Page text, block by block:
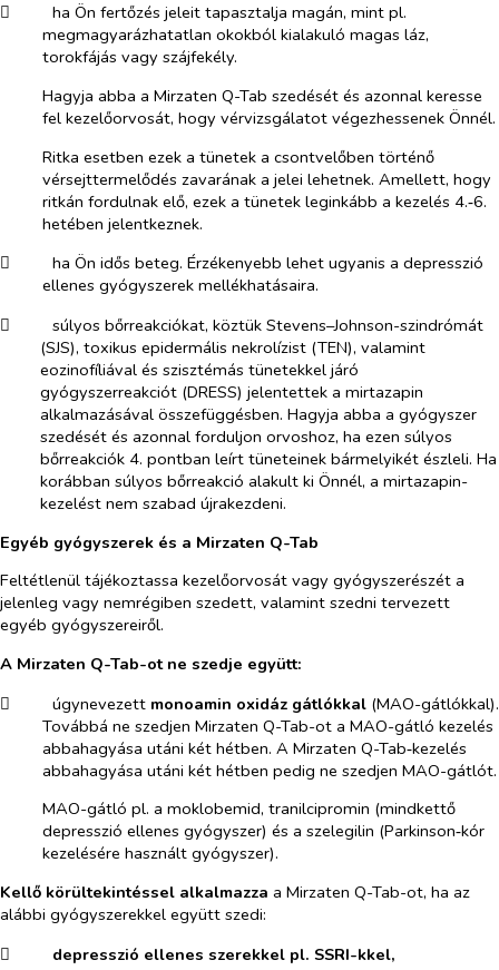
​
ha Ön fertőzés jeleit tapasztalja magán, mint pl.
megmagyarázhatatlan okokból kialakuló magas láz,
torokfájás vagy szájfekély.
Hagyja abba a Mirzaten Q-Tab szedését és azonnal keresse
fel kezelőorvosát, hogy vérvizsgálatot végezhessenek Önnél.
Ritka esetben ezek a tünetek a csontvelőben történő
vérsejttermelődés zavarának a jelei lehetnek. Amellett, hogy
ritkán fordulnak elő, ezek a tünetek leginkább a kezelés 4.‑6.
hetében jelentkeznek.
​
ha Ön idős beteg. Érzékenyebb lehet ugyanis a depresszió
ellenes gyógyszerek mellékhatásaira.
​
súlyos bőrreakciókat, köztük Stevens–Johnson-szindrómát
(SJS), toxikus epidermális nekrolízist (TEN), valamint
eozinofíliával és szisztémás tünetekkel járó
gyógyszerreakciót (DRESS) jelentettek a mirtazapin
alkalmazásával összefüggésben. Hagyja abba a gyógyszer
szedését és azonnal forduljon orvoshoz, ha ezen súlyos
bőrreakciók 4. pontban leírt tüneteinek bármelyikét észleli. Ha
korábban súlyos bőrreakció alakult ki Önnél, a mirtazapin-
kezelést nem szabad újrakezdeni.
Egyéb gyógyszerek és a Mirzaten Q-Tab
Feltétlenül tájékoztassa kezelőorvosát vagy gyógyszerészét a
jelenleg vagy nemrégiben szedett, valamint szedni tervezett
egyéb gyógyszereiről.
A Mirzaten Q-Tab-ot ne szedje együtt:
​
úgynevezett monoamin oxidáz gátlókkal(MAO-gátlókkal).
Továbbá ne szedjen Mirzaten Q-Tab-ot a MAO-gátló kezelés
abbahagyása utáni két hétben. A Mirzaten Q-Tab‑kezelés
abbahagyása utáni két hétben pedig ne szedjen MAO-gátlót.
MAO-gátló pl. a moklobemid, tranilcipromin (mindkettő
depresszió ellenes gyógyszer) és a szelegilin (Parkinson‑kór
kezelésére használt gyógyszer).
Kellő körültekintéssel alkalmazza a Mirzaten Q-Tab-ot, ha az
alábbi gyógyszerekkel együtt szedi:
​
depresszió ellenes szerekkel pl. SSRI-kkel,